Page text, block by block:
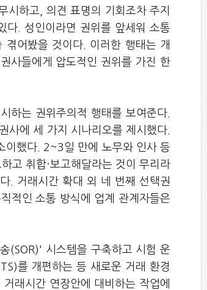
시하고, 의견 표명의 기회조차 주지
다. 성인이라면 권위를 앞세워 소통
어봤을 것이다. 이러한 행태는 개
사들에게 압도적인 권위를 가진 한
하는 권위주의적 행태를 보여준다.
사에 세 가지 시나리오를 제시했다.
이했다. 2~3일 만에 노무와 인사 등
고 취합·보고해달라는 것이 무리라
. 거래시간 확대 외 네 번째 선택권
적인 소통 방식에 업계 관계자들은
(SOR)' 시스템을 구축하고 시험 운
를 개편하는 등 새로운 거래 환경
래시간 연장안에 대비하는 작업에